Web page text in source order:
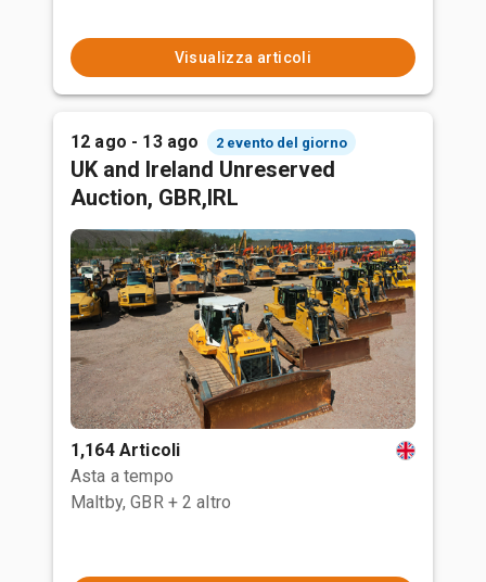
Visualizza articoli
12 ago - 13 ago 2 evento del giorno
UK and Ireland Unreserved
Auction, GBR,IRL
1,164 Articoli
Asta a tempo
Maltby, GBR + 2 altro